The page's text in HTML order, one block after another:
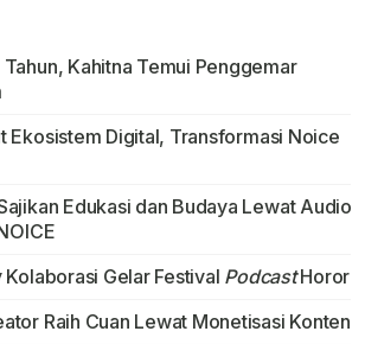
Kahitna Temui Penggemar
Ekosistem Digital, Transformasi Noice
Edukasi dan Budaya Lewat Audio
Gelar Festival PodcastHoror
Raih Cuan Lewat Monetisasi Konten